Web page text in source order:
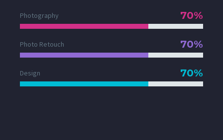
Photography 70%
Photo Retouch 70%
Design 70%